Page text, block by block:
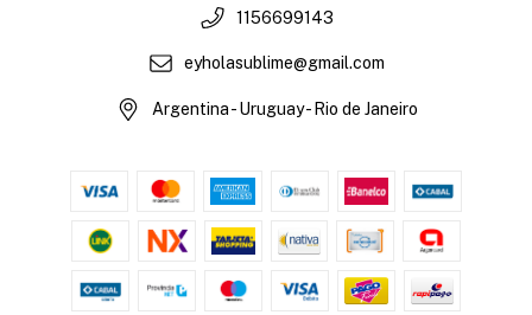
1156699143
eyholasublime@gmail.com
Argentina - Uruguay - Rio de Janeiro